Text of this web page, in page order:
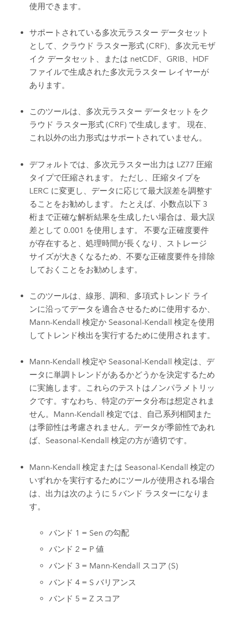
使用できます。
サポートされている多次元ラスター データセット
として、クラウド ラスター形式 (CRF)、多次元モザ
イク データセット、または netCDF、GRIB、HDF
ファイルで生成された多次元ラスター レイヤーが
あります。
このツールは、多次元ラスター データセットをク
ラウド ラスター形式 (CRF) で生成します。 現在、
これ以外の出力形式はサポートされていません。
デフォルトでは、多次元ラスター出力は LZ77 圧縮
タイプで圧縮されます。 ただし、圧縮タイプを
LERC に変更し、データに応じて最大誤差を調整す
ることをお勧めします。 たとえば、小数点以下 3
桁まで正確な解析結果を生成したい場合は、最大誤
差として 0.001 を使用します。 不要な正確度要件
が存在すると、処理時間が長くなり、ストレージ
サイズが大きくなるため、不要な正確度要件を排除
しておくことをお勧めします。
このツールは、線形、調和、多項式トレンド ライ
ンに沿ってデータを適合させるために使用するか、
Mann-Kendall 検定か Seasonal-Kendall 検定を使用
してトレンド検出を実行するために使用されます。
Mann-Kendall 検定や Seasonal-Kendall 検定は、デ
ータに単調トレンドがあるかどうかを決定するため
に実施します。これらのテストはノンパラメトリッ
クです。すなわち、特定のデータ分布は想定されま
せん。Mann-Kendall 検定では、自己系列相関また
は季節性は考慮されません。データが季節性であれ
ば、Seasonal-Kendall 検定の方が適切です。
Mann-Kendall 検定または Seasonal-Kendall 検定の
いずれかを実行するためにツールが使用される場合
は、出力は次のように 5 バンド ラスターになりま
す。
バンド 1 = Sen の勾配
バンド 2 = P 値
バンド 3 = Mann-Kendall スコア (S)
バンド 4 = S バリアンス
バンド 5 = Z スコア